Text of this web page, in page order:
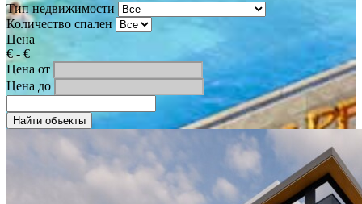
Тип недвижимости
Количество спален
Цена
€-€
Цена от
Цена до
Найти объекты